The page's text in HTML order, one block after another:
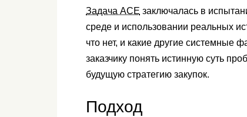
Задача ACE заключалась в
среде и использовании реальных
что нет, и какие другие системные
заказчику понять истинную суть
будущую стратегию закупок.
Подход